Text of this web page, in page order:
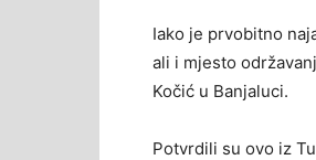
Iako je prvobitno
ali i mjesto
Kočić u Banjaluci.
Potvrdili su ovo iz